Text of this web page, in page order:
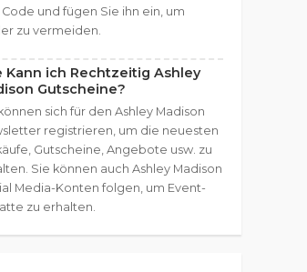
und fügen Sie ihn ein, um
zu vermeiden.
Kann ich Rechtzeitig Ashley
Gutscheine?
sich für den Ashley Madison
registrieren, um die neuesten
Gutscheine, Angebote usw. zu
Sie können auch Ashley Madison
Media-Konten folgen, um Event-
zu erhalten.